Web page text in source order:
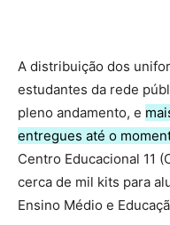
A distribuição dos
estudantes da rede
pleno andamento, e
entregues até o
Centro Educacional 11
cerca de mil kits para
Ensino Médio e